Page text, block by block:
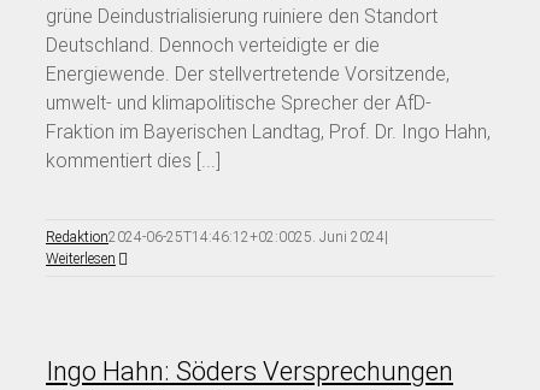
grüne Deindustrialisierung ruiniere den Standort
Deutschland. Dennoch verteidigte er die
Energiewende. Der stellvertretende Vorsitzende,
umwelt- und klimapolitische Sprecher der AfD-
Fraktion im Bayerischen Landtag, Prof. Dr. Ingo Hahn,
kommentiert dies [...]
Redaktion2024-06-25T14:46:12+02:0025. Juni 2024|
Weiterlesen
Ingo Hahn: Söders Versprechungen